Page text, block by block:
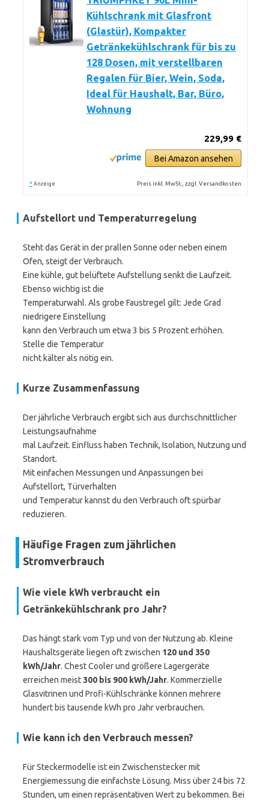
Kühlschrank mit Glasfront
(Glastür), Kompakter
Getränkekühlschrank für bis zu
128 Dosen, mit verstellbaren
Regalen für Bier, Wein, Soda,
Ideal für Haushalt, Bar, Büro,
Wohnung
229,99 €
Bei Amazon ansehen
* Anzeige Preis inkl. MwSt., zzgl. Versandkosten
Aufstellort und Temperaturregelung
Steht das Gerät in der prallen Sonne oder neben einem
Ofen, steigt der Verbrauch.
Eine kühle, gut belüftete Aufstellung senkt die Laufzeit.
Ebenso wichtig ist die
Temperaturwahl. Als grobe Faustregel gilt: Jede Grad
niedrigere Einstellung
kann den Verbrauch um etwa 3 bis 5 Prozent erhöhen.
Stelle die Temperatur
nicht kälter als nötig ein.
Kurze Zusammenfassung
Der jährliche Verbrauch ergibt sich aus durchschnittlicher
Leistungsaufnahme
mal Laufzeit. Einfluss haben Technik, Isolation, Nutzung und
Standort.
Mit einfachen Messungen und Anpassungen bei
Aufstellort, Türverhalten
und Temperatur kannst du den Verbrauch oft spürbar
reduzieren.
Häufige Fragen zum jährlichen
Stromverbrauch
Wie viele kWh verbraucht ein
Getränkekühlschrank pro Jahr?
Das hängt stark vom Typ und von der Nutzung ab. Kleine
Haushaltsgeräte liegen oft zwischen 120 und 350
kWh/Jahr. Chest Cooler und größere Lagergeräte
erreichen meist 300 bis 900 kWh/Jahr. Kommerzielle
Glasvitrinen und Profi-Kühlschränke können mehrere
hundert bis tausende kWh pro Jahr verbrauchen.
Wie kann ich den Verbrauch messen?
Für Steckermodelle ist ein Zwischenstecker mit
Energiemessung die einfachste Lösung. Miss über 24 bis 72
Stunden, um einen repräsentativen Wert zu bekommen. Bei